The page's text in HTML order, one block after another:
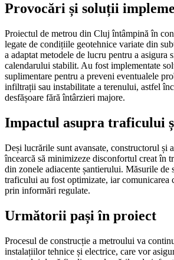
Provocări și soluții
Proiectul de metrou din Cluj întâmpină în
legate de condițiile geotehnice variate din
a adaptat metodele de lucru pentru a asigura
calendarului stabilit. Au fost implementate
suplimentare pentru a preveni eventualele
infiltrații sau instabilitate a terenului, astfel
desfășoare fără întârzieri majore.
Impactul asupra traficului
Deși lucrările sunt avansate, constructorul și
încearcă să minimizeze disconfortul creat în
din zonele adiacente șantierului. Măsurile de
traficului au fost optimizate, iar comunicarea
prin informări regulate.
Următorii pași în proiect
Procesul de construcție a metroului va
instalațiilor tehnice și electrice, care vor